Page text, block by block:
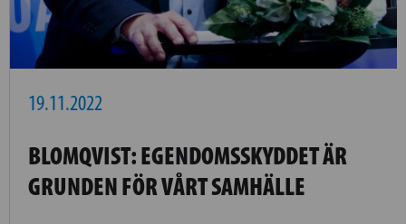
19.11.2022
BLOMQVIST: EGENDOMSSKYDDET ÄR
GRUNDEN FÖR VÅRT SAMHÄLLE